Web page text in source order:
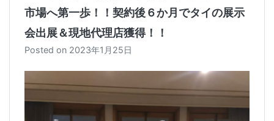
市場へ第一歩！！契約後６か月でタイの展示
会出展＆現地代理店獲得！！
Posted on 2023年1月25日